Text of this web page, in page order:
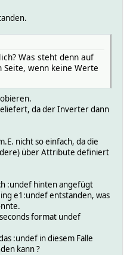
Was steht denn auf
Seite, wenn keine Werte
da der Inverter dann
nicht so einfach, da die
über Attribute definiert
:undef hinten angefügt
e1:undef entstanden, was
format undef
:undef in diesem Falle
kann ?